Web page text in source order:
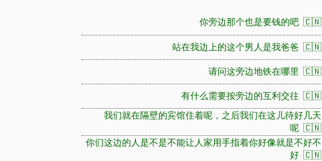
你旁边那个也是要钱的吧 🇨🇳
站在我边上的这个男人是我爸爸 🇨🇳
请问这旁边地铁在哪里 🇨🇳
有什么需要按旁边的互利交往 🇨🇳
我们就在隔壁的宾馆住着呢，之后我们在这儿待好几天
呢 🇨🇳
你们这边的人是不是不能让人家用手指着你好像就是不好不
好 🇨🇳